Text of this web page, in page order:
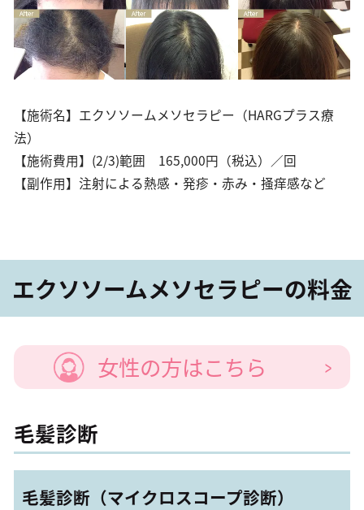
【施術名】エクソソームメソセラピー（HARGプラス療
法）
【施術費用】(2/3)範囲 165,000円（税込）／回
【副作用】注射による熱感・発疹・赤み・掻痒感など
エクソソームメソセラピーの料金
女性の方はこちら
毛髪診断
毛髪診断（マイクロスコープ診断）